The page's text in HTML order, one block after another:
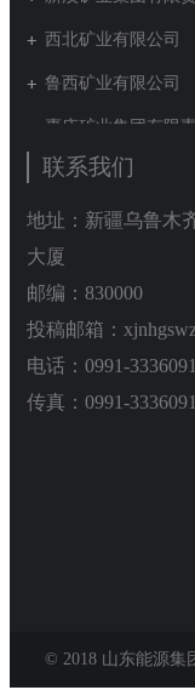
萨尔县二工河水库和
木乃县、哈巴河县5个
吨；疫情期间向昌吉
物资等430万元。 新
润”文化，创建了“天
杨”青年成长和“守望
建造生活基地，让内
通道”建设，做大做强
煤电、新能源和物流
东、准东西、哈密5个
亿元，年产值500亿元
过亿吨，煤化工年产
西北矿业有限公司
鲁西矿业有限公司
枣庄矿业集团有限
兖矿新疆能化有限公
山东泰山地勘集团
新能源集团有限公司
营销贸易公司
新材料有限公司
肥城矿业集团有限
山东能源建工集团
直属公司
联系我们
地址：新疆乌鲁木
大厦
邮编：830000
投稿邮箱：
电话：0991-3336091
传真：0991-3336091
© 2018 山东能源集